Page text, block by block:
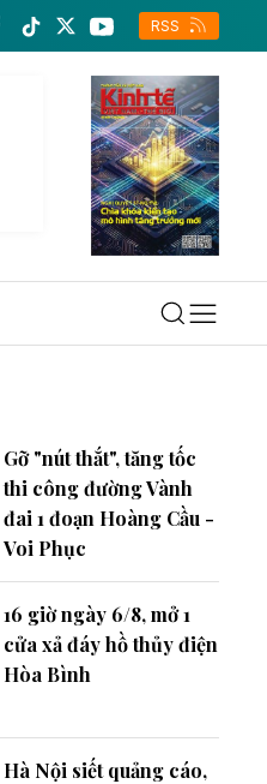
Trang thông tin kinh
RSS
Gỡ "nút thắt", tăng tốc
thi công đường Vành
đai 1 đoạn Hoàng Cầu -
Voi Phục
16 giờ ngày 6/8, mở 1
cửa xả đáy hồ thủy điện
Hòa Bình
Hà Nội siết quảng cáo,